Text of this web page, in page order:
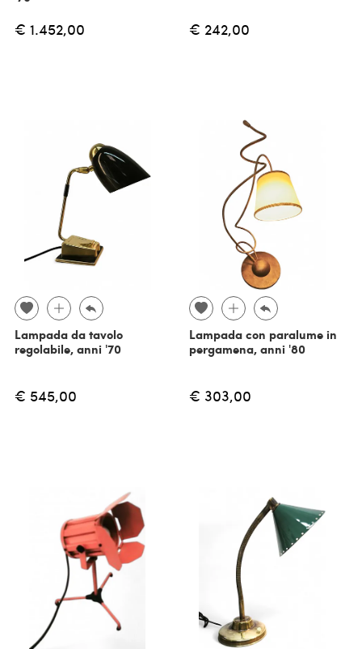
€ 1.452,00 € 242,00
Lampada da tavolo
regolabile, anni '70
€ 545,00
Lampada con paralume in
pergamena, anni '80
€ 303,00